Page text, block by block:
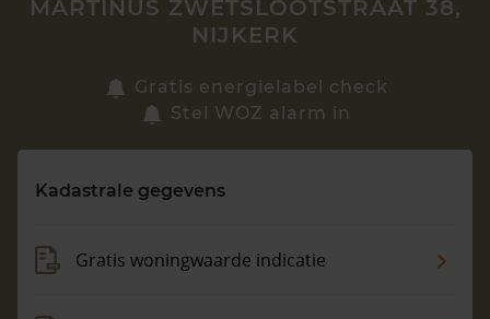
Vragen? Neem contact met ons op
088 220 4200
MARTINUS ZWETSLOOTSTRAAT 38,
NIJKERK
Gratis energielabel check
Stel WOZ alarm in
Kadastrale gegevens
Gratis woningwaarde indicatie